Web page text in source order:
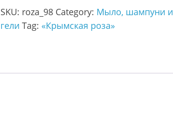
SKU: roza_98 Category: Мыло, шампуни и
гели Tag: «Крымская роза»